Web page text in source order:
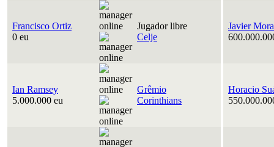
Francisco Ortiz
0 eu
Jugador libre
Celje
Javier
Ian Ramsey
5.000.000 eu
Grêmio
Corinthians
Horacio